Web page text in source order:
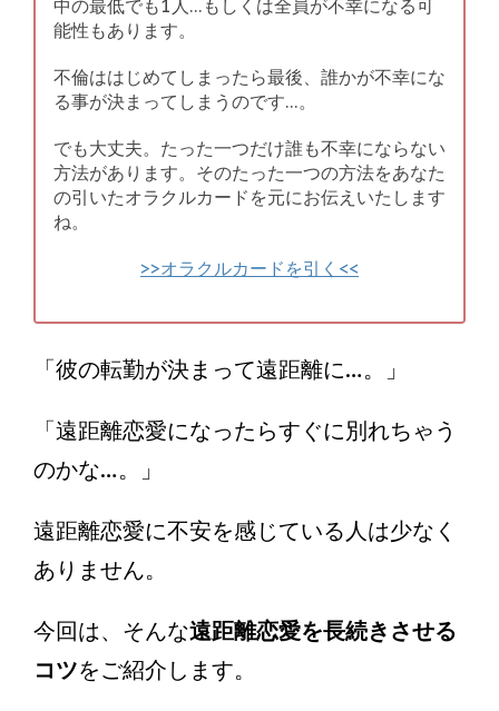
中の最低でも1人…もしくは全員が不幸になる可
能性もあります。
不倫ははじめてしまったら最後、誰かが不幸にな
る事が決まってしまうのです…。
でも大丈夫。たった一つだけ誰も不幸にならない
方法があります。そのたった一つの方法をあなた
の引いたオラクルカードを元にお伝えいたします
ね。
>>オラクルカードを引く<<
「彼の転勤が決まって遠距離に…。」
「遠距離恋愛になったらすぐに別れちゃう
のかな…。」
遠距離恋愛に不安を感じている人は少なく
ありません。
今回は、そんな遠距離恋愛を長続きさせる
コツをご紹介します。